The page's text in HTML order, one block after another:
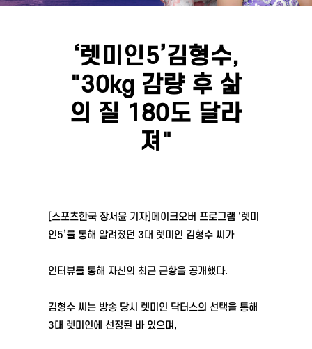
‘렛미인5’김형수,
"30kg 감량 후 삶
의 질 180도 달라
져"
[스포츠한국 장서윤 기자]메이크오버 프로그램 ‘렛미
인5’를 통해 알려졌던 3대 렛미인 김형수 씨가
인터뷰를 통해 자신의 최근 근황을 공개했다.
김형수 씨는 방송 당시 렛미인 닥터스의 선택을 통해
3대 렛미인에 선정된 바 있으며,